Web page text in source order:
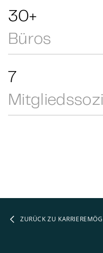
50+
Büros
12
ZURÜCK ZU